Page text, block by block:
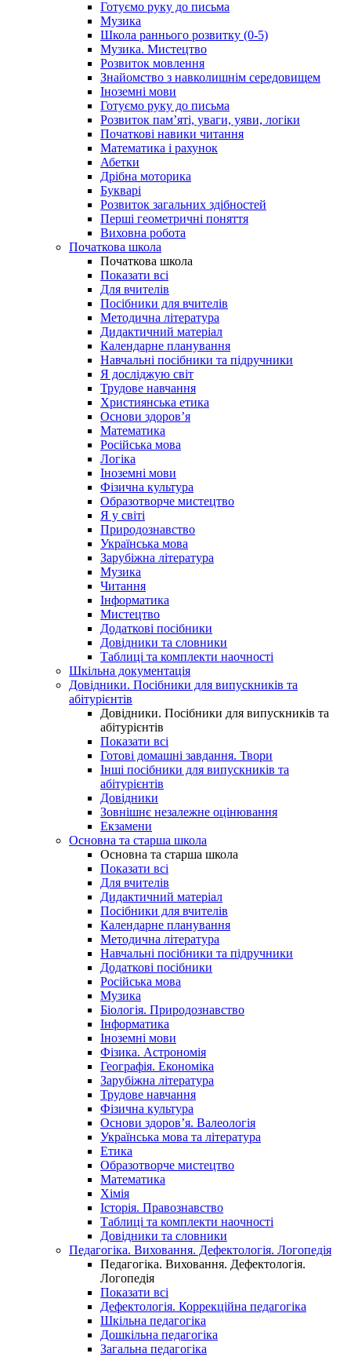
Готуємо руку до письма
Музика
Школа раннього розвитку (0-5)
Музика. Мистецтво
Розвиток мовлення
Знайомство з навколишнім середовищем
Іноземні мови
Готуємо руку до письма
Розвиток пам’яті, уваги, уяви, логіки
Початкові навики читання
Математика і рахунок
Абетки
Дрібна моторика
Букварі
Розвиток загальних здібностей
Перші геометричні поняття
Виховна робота
Початкова школа
Початкова школа
Показати всі
Для вчителів
Посібники для вчителів
Методична література
Дидактичний матеріал
Календарне планування
Навчальні посібники та підручники
Я досліджую світ
Трудове навчання
Християнська етика
Основи здоров’я
Математика
Російська мова
Логіка
Іноземні мови
Фізична культура
Образотворче мистецтво
Я у світі
Природознавство
Українська мова
Зарубіжна література
Музика
Читання
Інформатика
Мистецтво
Додаткові посібники
Довідники та словники
Таблиці та комплекти наочності
Шкільна документація
Довідники. Посібники для випускників та
абітурієнтів
Довідники. Посібники для випускників та
абітурієнтів
Показати всі
Готові домашні завдання. Твори
Інші посібники для випускників та
абітурієнтів
Довідники
Зовнішнє незалежне оцінювання
Екзамени
Основна та старша школа
Основна та старша школа
Показати всі
Для вчителів
Дидактичний матеріал
Посібники для вчителів
Календарне планування
Методична література
Навчальні посібники та підручники
Додаткові посібники
Російська мова
Музика
Біологія. Природознавство
Інформатика
Іноземні мови
Фізика. Астрономія
Географія. Економіка
Зарубіжна література
Трудове навчання
Фізична культура
Основи здоров’я. Валеологія
Українська мова та література
Етика
Образотворче мистецтво
Математика
Хімія
Історія. Правознавство
Таблиці та комплекти наочності
Довідники та словники
Педагогіка. Виховання. Дефектологія. Логопедія
Педагогіка. Виховання. Дефектологія.
Логопедія
Показати всі
Дефектологія. Коррекційна педагогіка
Шкільна педагогіка
Дошкільна педагогіка
Загальна педагогіка